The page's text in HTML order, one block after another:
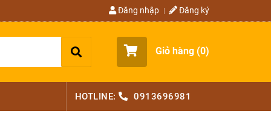
Đăng nhập Đăng ký
Giỏ hàng (0)
HOTLINE: 0913696981